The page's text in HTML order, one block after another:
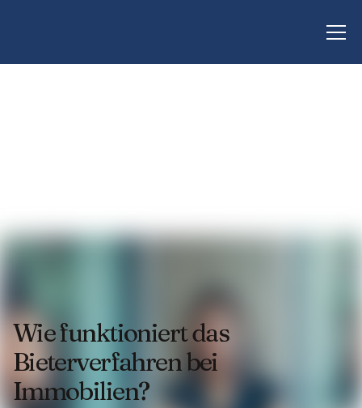
Wie funktioniert das
Bieterverfahren bei
Immobilien?